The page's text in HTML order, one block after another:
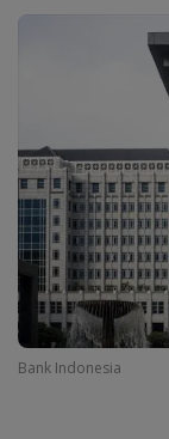
Bank Indonesia